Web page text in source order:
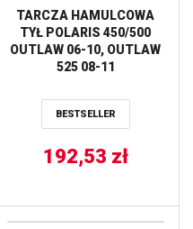
TARCZA HAMULCOWA
TYŁ POLARIS 450/500
OUTLAW 06-10, OUTLAW
525 08-11
(4X8,5MM) NG
BESTSELLER
192,53 zł